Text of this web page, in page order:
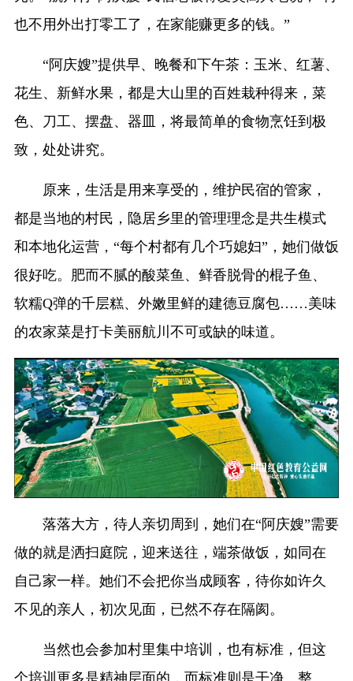
也不用外出打零工了，在家能赚更多的钱。”
“阿庆嫂”提供早、晚餐和下午茶：玉米、红薯、
花生、新鲜水果，都是大山里的百姓栽种得来，菜
色、刀工、摆盘、器皿，将最简单的食物烹饪到极
致，处处讲究。
原来，生活是用来享受的，维护民宿的管家，
都是当地的村民，隐居乡里的管理理念是共生模式
和本地化运营，“每个村都有几个巧媳妇”，她们做饭
很好吃。肥而不腻的酸菜鱼、鲜香脱骨的棍子鱼、
软糯Q弹的千层糕、外嫩里鲜的建德豆腐包……美味
的农家菜是打卡美丽航川不可或缺的味道。
落落大方，待人亲切周到，她们在“阿庆嫂”需要
做的就是洒扫庭院，迎来送往，端茶做饭，如同在
自己家一样。她们不会把你当成顾客，待你如许久
不见的亲人，初次见面，已然不存在隔阂。
当然也会参加村里集中培训，也有标准，但这
个培训更多是精神层面的，而标准则是干净、整